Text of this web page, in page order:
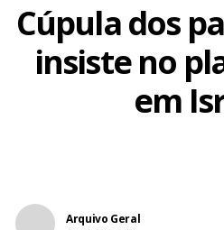
Cúpula dos
insiste no
em
Arquivo Geral